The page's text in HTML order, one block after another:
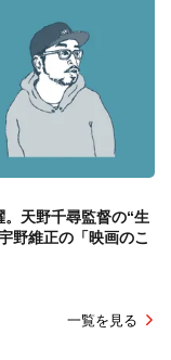
。天野千尋監督の“生
野維正の「映画のこ
一覧を見る